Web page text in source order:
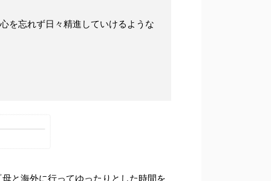
を忘れず日々精進していけるような
と海外に行ってゆったりとした時間を